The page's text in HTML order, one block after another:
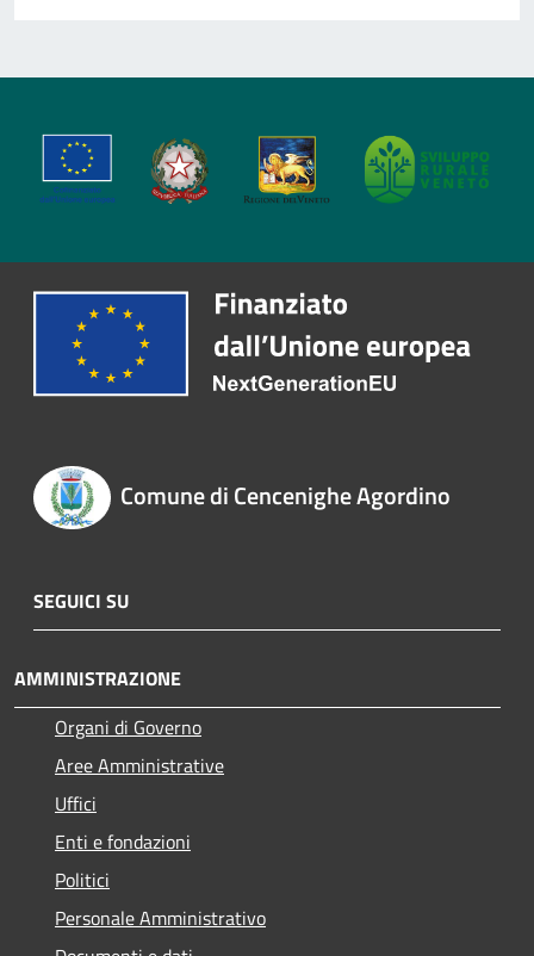
Comune di Cencenighe Agordino
SEGUICI SU
AMMINISTRAZIONE
Organi di Governo
Aree Amministrative
Uffici
Enti e fondazioni
Politici
Personale Amministrativo